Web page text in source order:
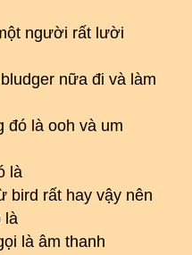
người rất lười
nữa đi và làm
đó là ooh và um
là
bird rất hay vậy nên
là
là âm thanh